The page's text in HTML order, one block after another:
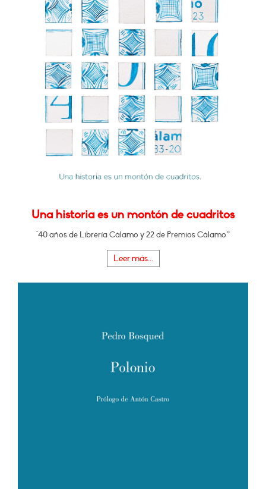
Una historia es un montón de cuadritos
"40 años de Librería Cálamo y 22 de Premios Cálamo”
Leer más...